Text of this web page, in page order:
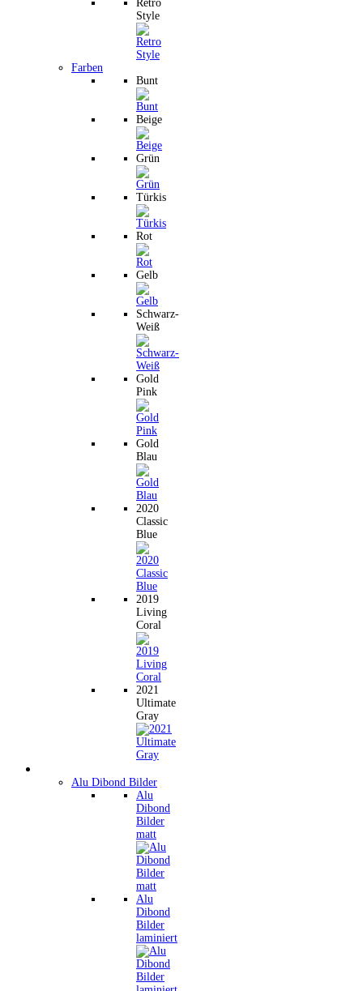
Retro
Style
Farben
Bunt
Beige
Grün
Türkis
Rot
Gelb
Schwarz-
Weiß
Gold
Pink
Gold
Blau
2020
Classic
Blue
2019
Living
Coral
2021
Ultimate
Gray
Alu Dibond Bilder
Alu
Dibond
Bilder
matt
Alu
Dibond
Bilder
laminiert